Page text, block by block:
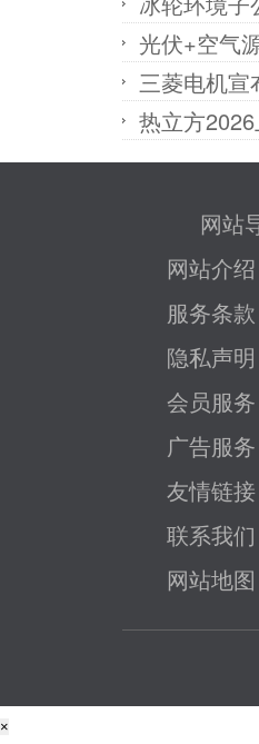
光伏+空气
三菱电机宣
热立方
网站
网站介绍
服务条款
隐私声明
会员服务
广告服务
友情链接
联系我们
网站地图
×